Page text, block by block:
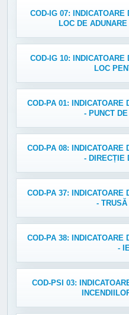
COD-IG 07:
LOC DE
COD-IG 10:
LOC
COD-PA 01: INDICATOARE
- PUNCT
COD-PA 08: INDICATOARE
- DIRECȚIE
COD-PA 37: INDICATOARE
-
COD-PA 38: INDICATOARE
-
COD-PSI 03: